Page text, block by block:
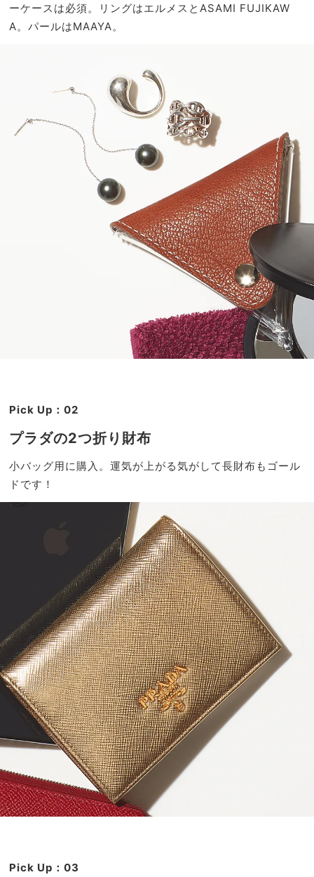
ーケースは必須。リングはエルメスとASAMI FUJIKAW
A。パールはMAAYA。
Pick Up：02
プラダの2つ折り財布
小バッグ用に購入。運気が上がる気がして長財布もゴール
ドです！
Pick Up：03